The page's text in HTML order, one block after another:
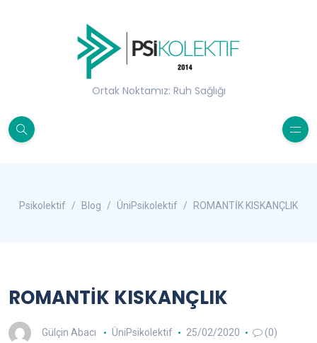
Ortak Noktamız: Ruh Sağlığı
Psikolektif Blog ÜniPsikolektif ROMANTİK KISKANÇLIK
ROMANTİK KISKANÇLIK
Gülçin Abacı ÜniPsikolektif 25/02/2020 (0)